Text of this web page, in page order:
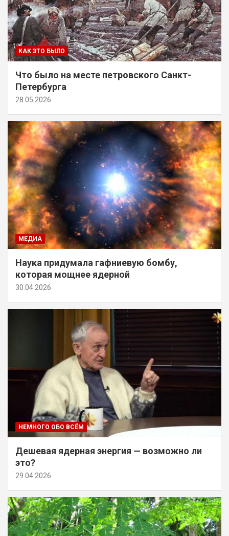
КАК ЭТО БЫЛО
Что было на месте петровского Санкт-
Петербурга
28.05.2026
МЕДИА
Наука придумала гафниевую бомбу,
которая мощнее ядерной
30.04.2026
НЕМНОГО ОБО ВСЁМ
Дешевая ядерная энергия — возможно ли
это?
29.04.2026